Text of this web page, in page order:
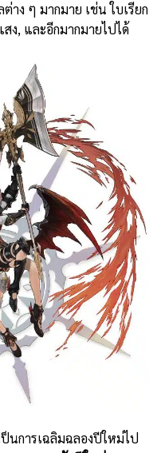
าง ๆ มากมาย เช่น ใบเรียก
ง, และอีกมากมายไปได้
นการเฉลิมฉลองปีใหม่ไป